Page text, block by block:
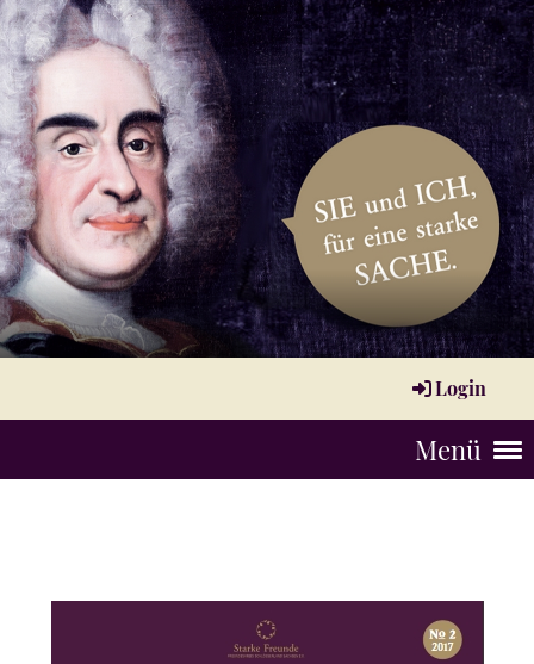
Login
Menü